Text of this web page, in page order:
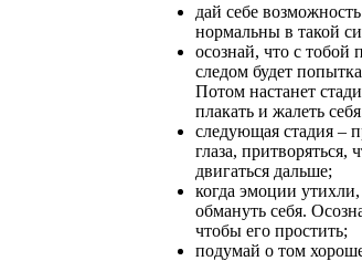
дай себе
нормальны в такой
осознай, что с тобой
следом будет
Потом настанет
плакать и жалеть
следующая стадия –
глаза,
двигаться дальше;
когда эмоции
обмануть себя.
чтобы его простить;
подумай о том